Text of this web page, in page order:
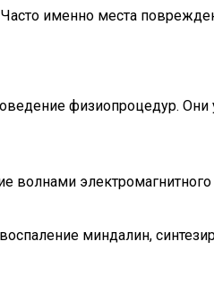
именно места
физиопроцедур.
волнами
миндалин,